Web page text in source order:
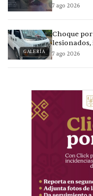
7 ago 2026
GALERÍA
Choque
7 ago 2026